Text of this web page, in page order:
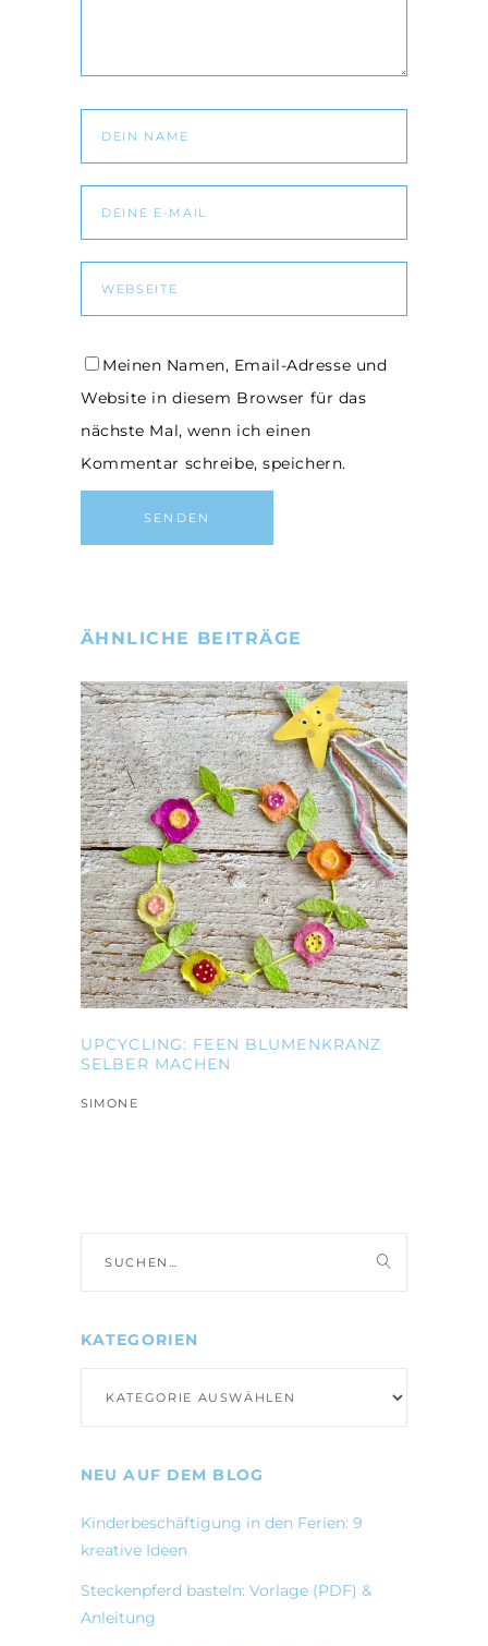
Meinen Namen, Email-Adresse und
Website in diesem Browser für das
nächste Mal, wenn ich einen
Kommentar schreibe, speichern.
ÄHNLICHE BEITRÄGE
UPCYCLING: FEEN BLUMENKRANZ
SELBER MACHEN
SIMONE
nach:
KATEGORIEN
NEU AUF DEM BLOG
Kinderbeschäftigung in den Ferien: 9
kreative Ideen
Steckenpferd basteln: Vorlage (PDF) &
Anleitung